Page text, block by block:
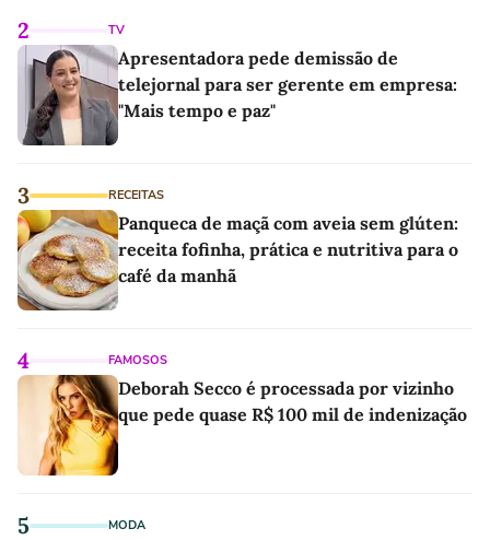
2 TV
Apresentadora pede demissão de
telejornal para ser gerente em empresa:
"Mais tempo e paz"
3 RECEITAS
Panqueca de maçã com aveia sem glúten:
receita fofinha, prática e nutritiva para o
café da manhã
4 FAMOSOS
Deborah Secco é processada por vizinho
que pede quase R$ 100 mil de indenização
5 MODA